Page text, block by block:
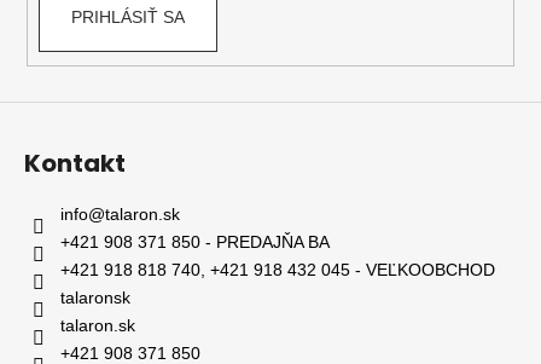
PRIHLÁSIŤ SA
Kontakt
info@talaron.sk
+421 908 371 850 - PREDAJŇA BA
+421 918 818 740, +421 918 432 045 - VEĽKOOBCHOD
talaronsk
talaron.sk
+421 908 371 850